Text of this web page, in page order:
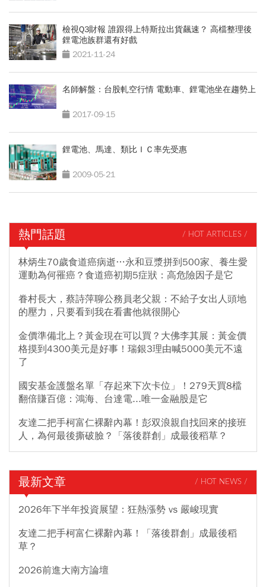
檢視Q3財報 誰跟得上特斯拉出貨飆速？ 高檔整理後
鋰電池族群還有好戲
2021-11-24
名師解盤：台股軋空行情 電動車、鋰電池坐在趨勢上
2017-09-15
鋰電池、馬達、類比ＩＣ率先受惠
2009-05-21
熱門話題 / HOT ARTICLES /
林炳生70歲食道癌病逝…永和豆漿拼到500家、養生愛
運動為何罹癌？食道癌初期5症狀：高危險因子是它
眷村長大，蔡詩萍聊公務員老父親：不給子女出人頭地
的壓力，只要看到我在看書他就很開心
金價準備北上？黃金現在可以買？大佛李其展：黃金價
格摸到4300美元是好事！瑞銀3理由喊5000美元不遠
了
國安基金護盤名單「存起來下次卡位」！279天買8檔
翻倍賺百億：鴻海、台達電...唯一金融股是它
友達二把手柯富仁裸辭內幕！彭双浪親自找回來的接班
人，為何最後撕破臉？「落後群創」成最後稻草？
最新文章 / HOT NEWS /
2026年下半年投資展望：狂熱漲勢 vs 嚴峻現實
友達二把手柯富仁裸辭內幕！「落後群創」成最後稻
草？
2026前進大南方論壇